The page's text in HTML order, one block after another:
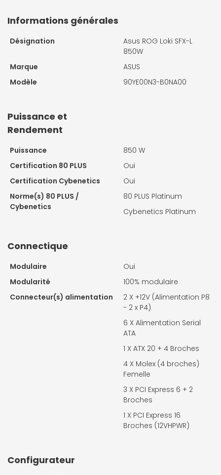
Informations générales
Désignation
Asus ROG Loki SFX-L
850W
Marque
ASUS
Modèle
90YE00N3-B0NA00
Puissance et
Rendement
Puissance
850 W
Certification 80 PLUS
Oui
Certification Cybenetics
Oui
Norme(s) 80 PLUS /
Cybenetics
80 PLUS Platinum
Cybenetics Platinum
Connectique
Modulaire
Oui
Modularité
100% modulaire
Connecteur(s) alimentation
2 X +12V (Alimentation P8
- 2 x P4)
6 X Alimentation Serial
ATA
1 X ATX 20 + 4 Broches
4 X Molex (4 broches)
Femelle
3 X PCI Express 6 + 2
Broches
1 X PCI Express 16
Broches (12VHPWR)
Configurateur